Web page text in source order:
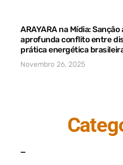
ARAYARA na Mídia:
aprofunda conflito entre
prática energética
Novembro 26, 2025
_